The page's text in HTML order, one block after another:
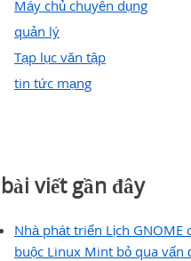
Máy chủ chuyên dụng
quản lý
Tạp lục văn tập
tin tức mạng
bài viết gần đây
Nhà phát triển Lịch GNOME
buộc Linux Mint bỏ qua vấn